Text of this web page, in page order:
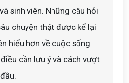
sinh viên. Những câu hỏi
chuyện thật được kể lại
hiểu hơn về cuộc sống
cần lưu ý và cách vượt